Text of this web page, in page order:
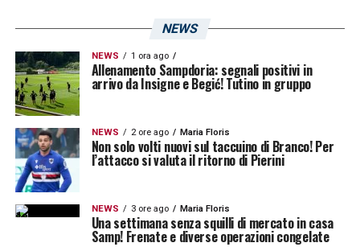
NEWS
NEWS 1 ora ago
Allenamento Sampdoria: segnali positivi in
arrivo da Insigne e Begić! Tutino in gruppo
NEWS 2 ore ago Maria Floris
Non solo volti nuovi sul taccuino di Branco! Per
l’attacco si valuta il ritorno di Pierini
NEWS 3 ore ago Maria Floris
Una settimana senza squilli di mercato in casa
Samp! Frenate e diverse operazioni congelate